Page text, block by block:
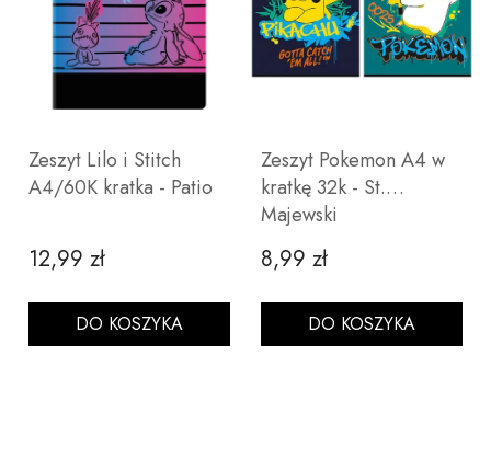
Zeszyt Lilo i Stitch
A4/60K kratka - Patio
Cena
12,99 zł
DO KOSZYKA
Zeszyt Pokemon A4 w
kratkę 32k - St.
Majewski
Cena
8,99 zł
DO KOSZYKA